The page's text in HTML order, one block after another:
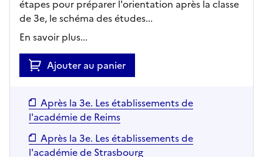
étapes pour préparer l'orientation après la classe
de 3e, le schéma des études...
En savoir plus...
Ajouter au panier
Après la 3e. Les établissements de
l'académie de Reims
Après la 3e. Les établissements de
l'académie de Strasbourg